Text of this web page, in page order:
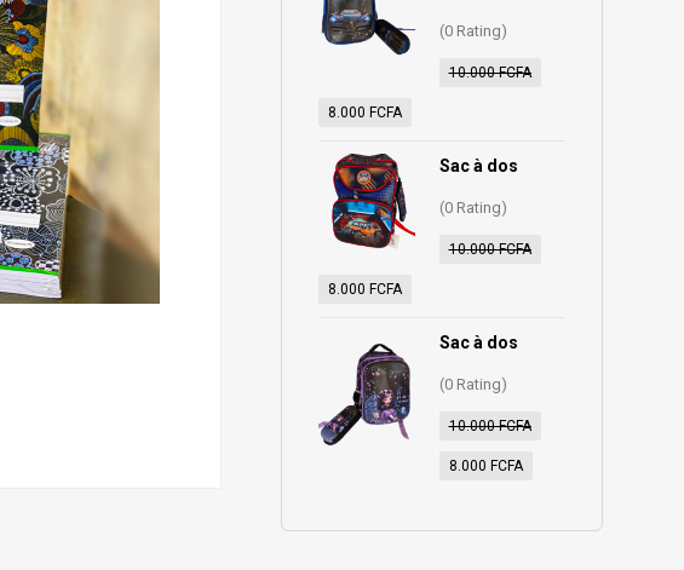
(0 Rating)
10.000FCFA
8.000 FCFA
Sac à dos
(0 Rating)
10.000FCFA
8.000 FCFA
Sac à dos
(0 Rating)
10.000FCFA
8.000 FCFA